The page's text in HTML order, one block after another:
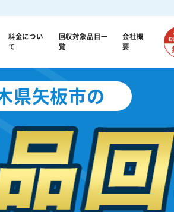
料金につい
て
回収対象品目一
覧
会社概
要
県矢板市の